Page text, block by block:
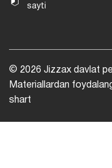
sayti
© 2026 Jizzax davlat
Materiallardan
shart